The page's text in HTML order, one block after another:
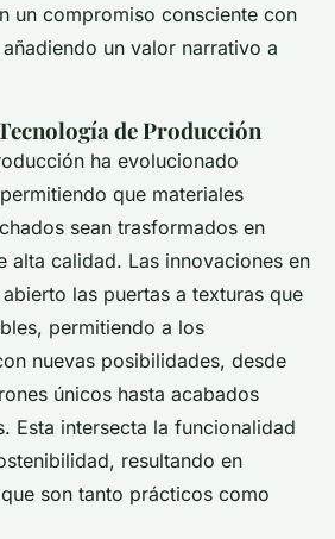
un compromiso consciente con
un valor narrativo a
de Producción
ha evolucionado
que materiales
sean trasformados en
alta calidad. Las innovaciones en
las puertas a texturas que
permitiendo a los
nuevas posibilidades, desde
únicos hasta acabados
. Esta intersecta la funcionalidad
resultando en
son tanto prácticos como